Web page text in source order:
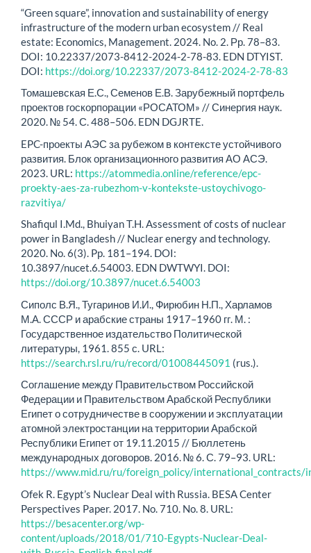
“Green square”, innovation and sustainability of energy
infrastructure of the modern urban ecosystem // Real
estate: Economics, Management. 2024. No. 2. Рр. 78–83.
DOI: 10.22337/2073-8412-2024-2-78-83. EDN DTYIST.
DOI: https://doi.org/10.22337/2073-8412-2024-2-78-83
Томашевская Е.С., Семенов Е.В. Зарубежный портфель
проектов госкорпорации «РОСАТОМ» // Синергия наук.
2020. № 54. С. 488–506. EDN DGJRTE.
EPC-проекты АЭС за рубежом в контексте устойчивого
развития. Блок организационного развития АО АСЭ.
2023. URL: https://atommedia.online/reference/epc-
proekty-aes-za-rubezhom-v-kontekste-ustoychivogo-
razvitiya/
Shafiqul I.Md., Bhuiyan T.H. Assessment of costs of nuclear
power in Bangladesh // Nuclear energy and technology.
2020. No. 6(3). Pp. 181–194. DOI:
10.3897/nucet.6.54003. EDN DWTWYI. DOI:
https://doi.org/10.3897/nucet.6.54003
Сиполс В.Я., Тугаринов И.И., Фирюбин Н.П., Харламов
М.А. СССР и арабские страны 1917–1960 гг. М. :
Государственное издательство Политической
литературы, 1961. 855 с. URL:
https://search.rsl.ru/ru/record/01008445091 (rus.).
Соглашение между Правительством Российской
Федерации и Правительством Арабской Республики
Египет о сотрудничестве в сооружении и эксплуатации
атомной электростанции на территории Арабской
Республики Египет от 19.11.2015 // Бюллетень
международных договоров. 2016. № 6. С. 79–93. URL:
https://www.mid.ru/ru/foreign_policy/
Ofek R. Egypt’s Nuclear Deal with Russia. BESA Center
Perspectives Paper. 2017. No. 710. No. 8. URL:
https://besacenter.org/wp-
content/uploads/2018/01/710-Egypts-Nuclear-Deal-